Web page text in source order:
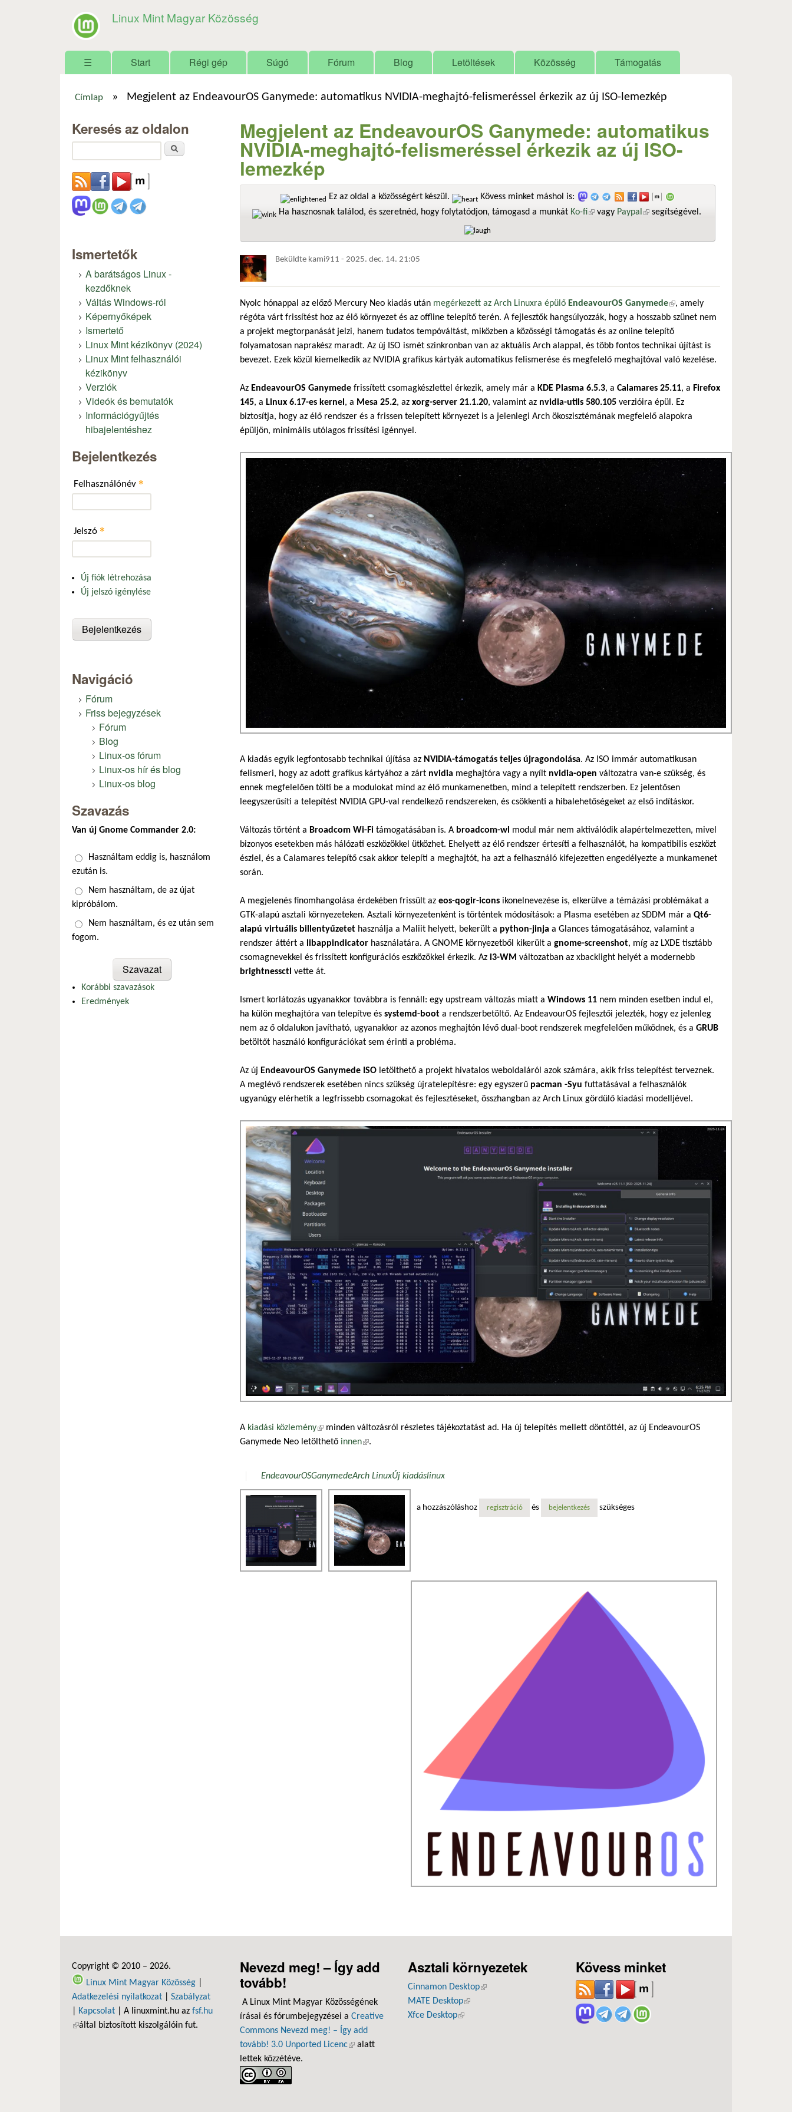
Linux Mint Magyar Közösség
Főmenü
☰ Start Régi gép Súgó Fórum Blog Letöltések Közösség Támogatás
Címlap » Megjelent az EndeavourOS Ganymede: automatikus NVIDIA-meghajtó-felismeréssel érkezik az új ISO-lemezkép
Megjelent az EndeavourOS Ganymede: automatikus
NVIDIA-meghajtó-felismeréssel érkezik az új ISO-
lemezkép
Ez az oldal a közösségért készül.
Kövess minket máshol is:
Ha hasznosnak találod, és szeretnéd, hogy folytatódjon, támogasd a munkát Ko-fi(külső hivatkozás)
vagy Paypal (külső hivatkozás)
segítségével.
Beküldte kami911 - 2025. dec. 14. 21:05
Nyolc hónappal az előző Mercury Neo kiadás után megérkezett az Arch Linuxra épülő EndeavourOS Ganymede(külső hivatkozás)
, amely
régóta várt frissítést hoz az élő környezet és az offline telepítő terén. A fejlesztők hangsúlyozzák, hogy a hosszabb szünet nem
a projekt megtorpanását jelzi, hanem tudatos tempóváltást, miközben a közösségi támogatás és az online telepítő
folyamatosan naprakész maradt. Az új ISO ismét szinkronban van az aktuális Arch alappal, és több fontos technikai újítást is
bevezet. Ezek közül kiemelkedik az NVIDIA grafikus kártyák automatikus felismerése és megfelelő meghajtóval való kezelése.
Az EndeavourOS Ganymede frissített csomagkészlettel érkezik, amely már a KDE Plasma 6.5.3, a Calamares 25.11, a Firefox
145, a Linux 6.17-es kernel , a Mesa 25.2, az xorg-server 21.1.20, valamint az nvidia-utils 580.105 verzióira épül. Ez
biztosítja, hogy az élő rendszer és a frissen telepített környezet is a jelenlegi Arch ökoszisztémának megfelelő alapokra
épüljön, minimális utólagos frissítési igénnyel.
A kiadás egyik legfontosabb technikai újítása az NVIDIA-támogatás teljes újragondolása. Az ISO immár automatikusan
felismeri, hogy az adott grafikus kártyához a zárt nvidia meghajtóra vagy a nyílt nvidia-open változatra van-e szükség, és
ennek megfelelően tölti be a modulokat mind az élő munkamenetben, mind a telepített rendszerben. Ez jelentősen
leegyszerűsíti a telepítést NVIDIA GPU-val rendelkező rendszereken, és csökkenti a hibalehetőségeket az első indításkor.
Változás történt a Broadcom Wi-Fi támogatásában is. A broadcom-wl modul már nem aktiválódik alapértelmezetten, mivel
bizonyos esetekben más hálózati eszközökkel ütközhet. Ehelyett az élő rendszer értesíti a felhasználót, ha kompatibilis eszközt
észlel, és a Calamares telepítő csak akkor telepíti a meghajtót, ha azt a felhasználó kifejezetten engedélyezte a munkamenet
során.
A megjelenés finomhangolása érdekében frissült az eos-qogir-icons ikonelnevezése is, elkerülve a témázási problémákat a
GTK-alapú asztali környezeteken. Asztali környezetenként is történtek módosítások: a Plasma esetében az SDDM már a Qt6-
alapú virtuális billentyűzetet használja a Maliit helyett, bekerült a python-jinja a Glances támogatásához, valamint a
rendszer áttért a libappindicator használatára. A GNOME környezetből kikerült a gnome-screenshot, míg az LXDE tisztább
csomagnevekkel és frissített konfigurációs eszközökkel érkezik. Az i3-WM változatban az xbacklight helyét a modernebb
brightnessctl vette át.
Ismert korlátozás ugyanakkor továbbra is fennáll: egy upstream változás miatt a Windows 11 nem minden esetben indul el,
ha külön meghajtóra van telepítve és systemd-boot a rendszerbetöltő. Az EndeavourOS fejlesztői jelezték, hogy ez jelenleg
nem az ő oldalukon javítható, ugyanakkor az azonos meghajtón lévő dual-boot rendszerek megfelelően működnek, és a GRUB
betöltőt használó konfigurációkat sem érinti a probléma.
Az új EndeavourOS Ganymede ISO letölthető a projekt hivatalos weboldaláról azok számára, akik friss telepítést terveznek.
A meglévő rendszerek esetében nincs szükség újratelepítésre: egy egyszerű pacman -Syu futtatásával a felhasználók
ugyanúgy elérhetik a legfrissebb csomagokat és fejlesztéseket, összhangban az Arch Linux gördülő kiadási modelljével.
A kiadási közlemény(külső hivatkozás)
minden változásról részletes tájékoztatást ad. Ha új telepítés mellett döntöttél, az új EndeavourOS
Ganymede Neo letölthető innen(külső hivatkozás)
.
EndeavourOSGanymedeArch LinuxÚj kiadáslinux
a hozzászóláshoz regisztráció és bejelentkezés szükséges
Keresés az oldalon
Ismertetők
A barátságos Linux -
kezdőknek
Váltás Windows-ról
Képernyőképek
Ismertető
Linux Mint kézikönyv (2024)
Linux Mint felhasználói
kézikönyv
Verziók
Videók és bemutatók
Információgyűjtés
hibajelentéshez
Bejelentkezés
Felhasználónév *
Jelszó *
Új fiók létrehozása
Új jelszó igénylése
Navigáció
Fórum
Friss bejegyzések
Fórum
Blog
Linux-os fórum
Linux-os hír és blog
Linux-os blog
Szavazás
Van új Gnome Commander 2.0:
Választások
Használtam eddig is, használom
ezután is.
Nem használtam, de az újat
kipróbálom.
Nem használtam, és ez után sem
fogom.
Korábbi szavazások
Eredmények
Copyright © 2010 – 2026.
Linux Mint Magyar Közösség
Adatkezelési nyilatkozat
Szabályzat
Kapcsolat | A linuxmint.hu az fsf.hu
(külső hivatkozás)
által biztosított kiszolgálóin fut.
Nevezd meg! – Így add
tovább!
A Linux Mint Magyar Közösségének
írásai és fórumbejegyzései a Creative
Commons Nevezd meg! – Így add
tovább! 3.0 Unported Licenc(külső hivatkozás)
alatt
lettek közzétéve.
Asztali környezetek
Cinnamon Desktop(külső hivatkozás)
MATE Desktop(külső hivatkozás)
Xfce Desktop(külső hivatkozás)
Kövess minket